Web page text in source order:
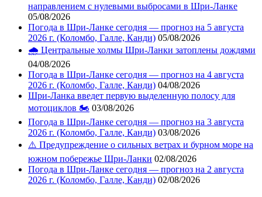
направлением с нулевыми выбросами в Шри-Ланке
05/08/2026
Погода в Шри-Ланке сегодня — прогноз на 5 августа
2026 г. (Коломбо, Галле, Канди) 05/08/2026
🌧️ Центральные холмы Шри-Ланки затоплены дождями
04/08/2026
Погода в Шри-Ланке сегодня — прогноз на 4 августа
2026 г. (Коломбо, Галле, Канди) 04/08/2026
Шри-Ланка введет первую выделенную полосу для
мотоциклов 🏍️ 03/08/2026
Погода в Шри-Ланке сегодня — прогноз на 3 августа
2026 г. (Коломбо, Галле, Канди) 03/08/2026
⚠️ Предупреждение о сильных ветрах и бурном море на
южном побережье Шри-Ланки 02/08/2026
Погода в Шри-Ланке сегодня — прогноз на 2 августа
2026 г. (Коломбо, Галле, Канди) 02/08/2026